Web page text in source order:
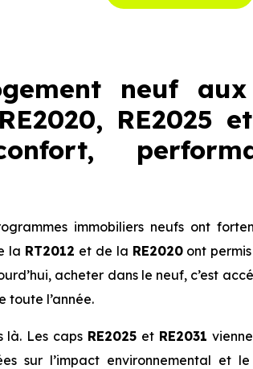
neuf aux
RE2025
immobiliers neufs ont
la RT2012 et de la RE2020ont
acheter dans le neuf, c’est
toute l’année.
là. Les caps RE2025 et RE2031
sur l’impact environnemental et